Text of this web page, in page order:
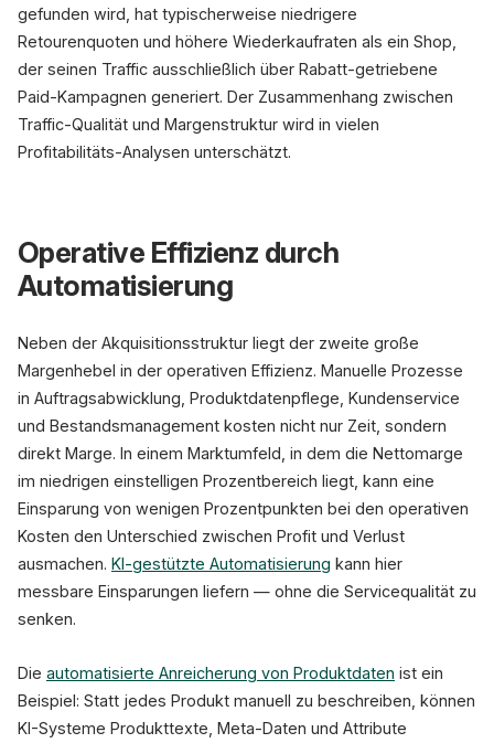
gefunden wird, hat typischerweise niedrigere
Retourenquoten und höhere Wiederkaufraten als ein Shop,
der seinen Traffic ausschließlich über Rabatt-getriebene
Paid-Kampagnen generiert. Der Zusammenhang zwischen
Traffic-Qualität und Margenstruktur wird in vielen
Profitabilitäts-Analysen unterschätzt.
Operative Effizienz durch
Automatisierung
Neben der Akquisitionsstruktur liegt der zweite große
Margenhebel in der operativen Effizienz. Manuelle Prozesse
in Auftragsabwicklung, Produktdatenpflege, Kundenservice
und Bestandsmanagement kosten nicht nur Zeit, sondern
direkt Marge. In einem Marktumfeld, in dem die Nettomarge
im niedrigen einstelligen Prozentbereich liegt, kann eine
Einsparung von wenigen Prozentpunkten bei den operativen
Kosten den Unterschied zwischen Profit und Verlust
ausmachen. KI-gestützte Automatisierung kann hier
messbare Einsparungen liefern — ohne die Servicequalität zu
senken.
Die automatisierte Anreicherung von Produktdaten ist ein
Beispiel: Statt jedes Produkt manuell zu beschreiben, können
KI-Systeme Produkttexte, Meta-Daten und Attribute